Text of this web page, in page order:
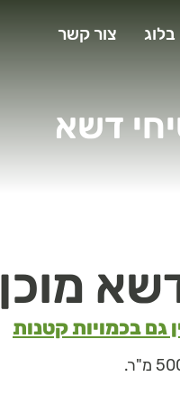
בלוג צור קשר
דשא
מוכן
גם בכמויות קטנות